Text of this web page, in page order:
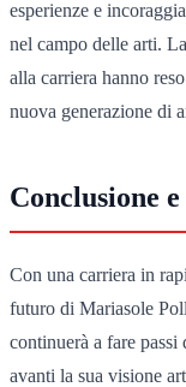
esperienze e
nel campo delle arti.
alla carriera hanno
nuova generazione di
Conclusione
Con una carriera in
futuro di Mariasole
continuerà a fare
avanti la sua visione